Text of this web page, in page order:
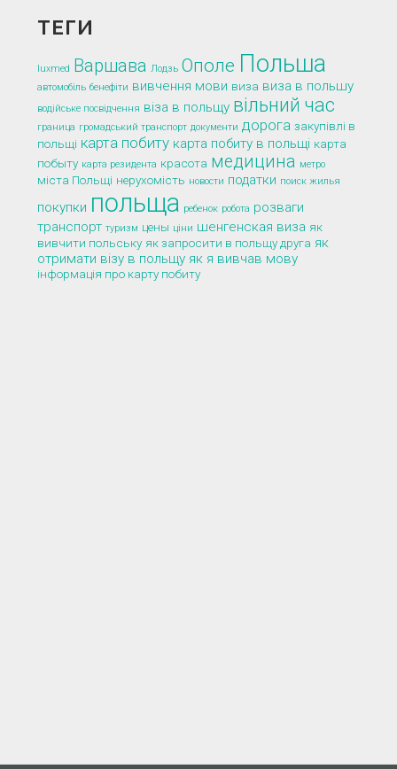
ТЕГИ
luxmed Варшава Лодзь Ополе Польша
автомобіль бенефіти вивчення мови виза виза в польшу
водійське посвідчення віза в польщу вільний час
граница громадський транспорт документи дорога закупівлі в
польщі карта побиту карта побиту в польщі карта
побыту карта резидента красота медицина метро
міста Польщі нерухомість новости податки поиск жилья
покупки польща ребенок робота розваги
транспорт туризм цены ціни шенгенская виза як
вивчити польську як запросити в польщу друга як
отримати візу в польщу як я вивчав мову
інформація про карту побиту